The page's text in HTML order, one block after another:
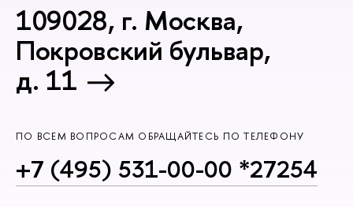
109028, г. Москва,
Покровский бульвар,
д. 11
ПО ВСЕМ ВОПРОСАМ ОБРАЩАЙТЕСЬ ПО ТЕЛЕФОНУ
+7 (495) 531-00-00 *27254